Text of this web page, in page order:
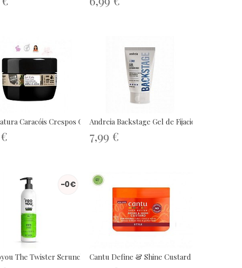
Caracóis Crespos Gel...Andreia Backstage Gel de Fijación...
7,99 €
-0 €
The Twister Scrunch Curl...Cantu Define & Shine Custard 340g |...